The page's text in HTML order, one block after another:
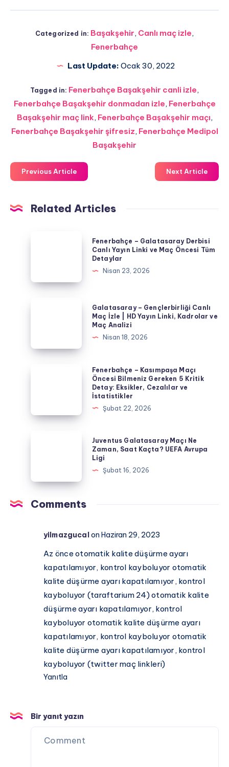
Categorized in: Başakşehir, Canlı maç izle,
Fenerbahçe
Last Update: Ocak 30, 2022
Tagged in: Fenerbahçe Başakşehir canli izle,
Fenerbahçe Başakşehir donmadan izle, Fenerbahçe
Başakşehir maç link, Fenerbahçe Başakşehir maçı,
Fenerbahçe Başakşehir şifresiz, Fenerbahçe Medipol
Başakşehir
Previous Article Next Article
Related Articles
Canlı
Öncesi
Fenerbahçe – Galatasaray Derbisi
Canlı Yayın Linki ve Maç Öncesi Tüm
Detaylar
Nisan 23, 2026
Maç
Linki,
Galatasaray – Gençlerbirliği Canlı
Maç İzle | HD Yayın Linki, Kadrolar ve
Maç Analizi
Nisan 18, 2026
Öncesi
Detay:
Cezalılar
İstatistikler
Fenerbahçe – Kasımpaşa Maçı
Öncesi Bilmeniz Gereken 5 Kritik
Detay: Eksikler, Cezalılar ve
İstatistikler
Şubat 22, 2026
Zaman,
Saat
Avrupa
Juventus Galatasaray Maçı Ne
Zaman, Saat Kaçta? UEFA Avrupa
Ligi
Şubat 16, 2026
Comments
yilmazgucalon Haziran 29, 2023
Az önce otomatik kalite düşürme ayarı
kapatılamıyor, kontrol kayboluyor otomatik
kalite düşürme ayarı kapatılamıyor, kontrol
kayboluyor (taraftarium 24) otomatik kalite
düşürme ayarı kapatılamıyor, kontrol
kayboluyor otomatik kalite düşürme ayarı
kapatılamıyor, kontrol kayboluyor otomatik
kalite düşürme ayarı kapatılamıyor, kontrol
kayboluyor (twitter maç linkleri)
Yanıtla
Bir yanıt yazın